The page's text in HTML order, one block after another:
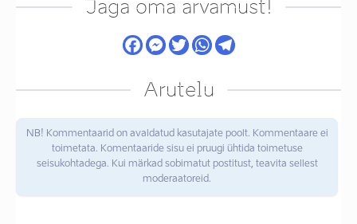
Jaga oma arvamust!
Arutelu
NB! Kommentaarid on avaldatud kasutajate poolt. Kommentaare ei
toimetata. Komentaaride sisu ei pruugi ühtida toimetuse
seisukohtadega. Kui märkad sobimatut postitust, teavita sellest
moderaatoreid.